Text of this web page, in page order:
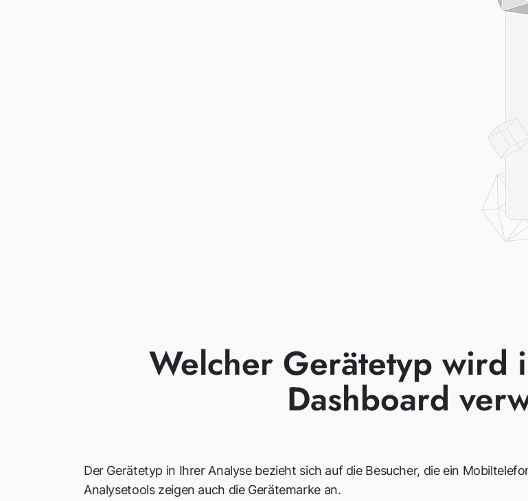
Welcher Gerätetyp wird
Dashboard
Der Gerätetyp in Ihrer Analyse bezieht sich auf die Besucher, die ein
Analysetools zeigen auch die Gerätemarke an.